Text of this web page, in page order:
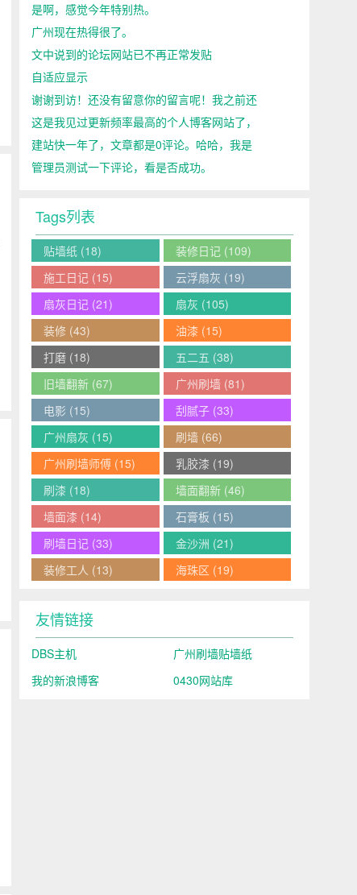
是啊，感觉今年特别热。
广州现在热得很了。
文中说到的论坛网站已不再正常发贴
自适应显示
谢谢到访！还没有留意你的留言呢！我之前还
这是我见过更新频率最高的个人博客网站了，
建站快一年了，文章都是0评论。哈哈，我是
管理员测试一下评论，看是否成功。
Tags列表
贴墙纸 (18) 装修日记(109)
施工日记 (15) 云浮扇灰 (19)
扇灰日记 (21) 扇灰 (105)
装修 (43) 油漆 (15)
打磨 (18) 五二五 (38)
旧墙翻新 (67) 广州刷墙(81)
电影 (15) 刮腻子(33)
广州扇灰 (15) 刷墙(66)
广州刷墙师傅 (15) 乳胶漆 (19)
刷漆 (18) 墙面翻新(46)
墙面漆 (14) 石膏板 (15)
刷墙日记 (33) 金沙洲 (21)
装修工人 (13) 海珠区 (19)
友情链接
DBS主机
广州刷墙贴墙纸
我的新浪博客
0430网站库